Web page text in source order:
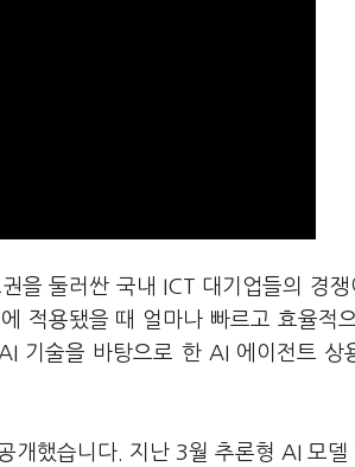
을 둘러싼 국내 ICT 대기업들의 경
적용됐을 때 얼마나 빠르고 효율적
기술을 바탕으로 한 AI 에이전트 상
개했습니다. 지난 3월 추론형 AI 모